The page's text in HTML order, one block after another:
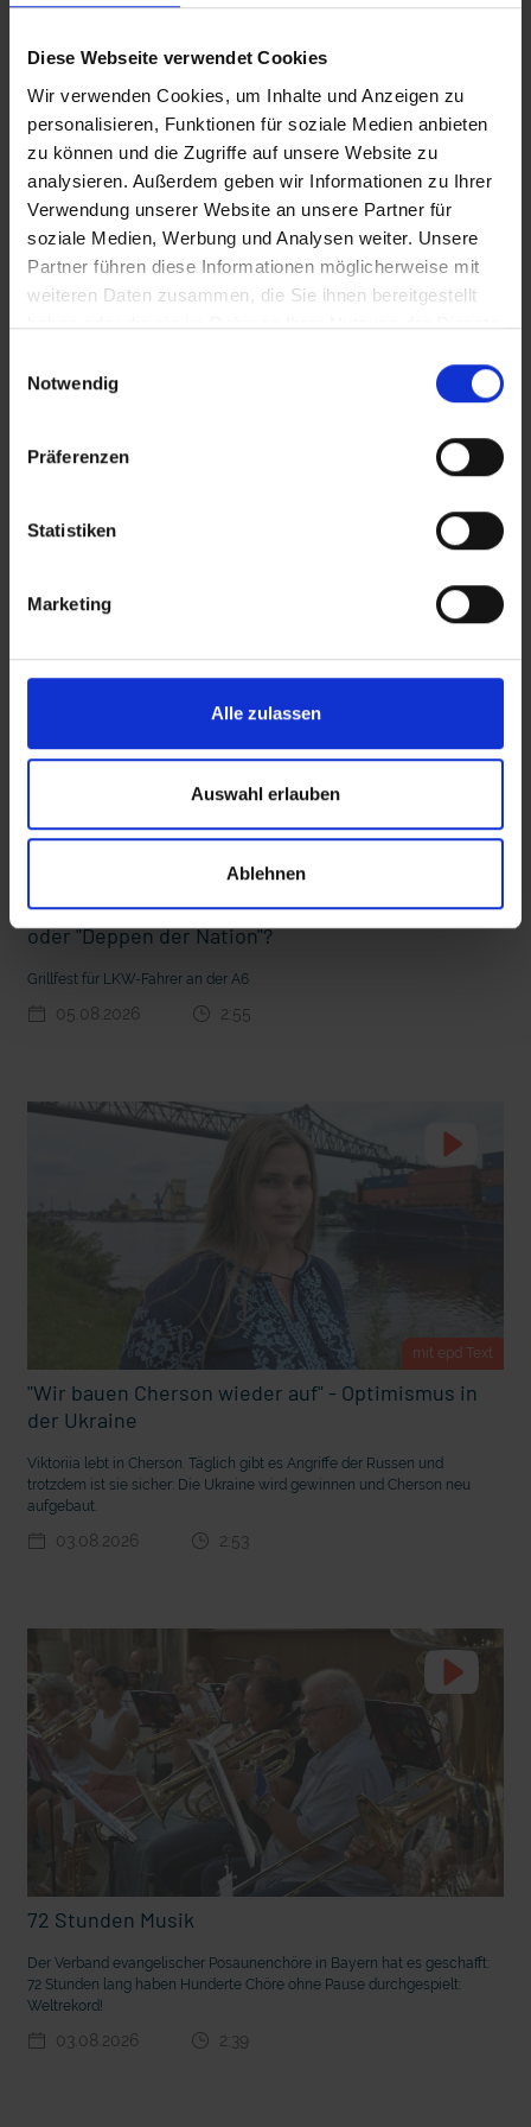
Diese Webseite verwendet Cookies
Wir verwenden Cookies, um Inhalte und Anzeigen zu
personalisieren, Funktionen für soziale Medien anbieten
zu können und die Zugriffe auf unsere Website zu
analysieren. Außerdem geben wir Informationen zu Ihrer
Verwendung unserer Website an unsere Partner für
soziale Medien, Werbung und Analysen weiter. Unsere
Partner führen diese Informationen möglicherweise mit
weiteren Daten zusammen, die Sie ihnen bereitgestellt
haben oder die sie im Rahmen Ihrer Nutzung der Dienste
Notwendig
Präferenzen
Statistiken
Marketing
Alle zulassen
Auswahl erlauben
Ablehnen
In Sicherheit in Deutschland, in Gedanken im Krieg
Ernstfall Nachhaltige Geldanlage: Rendite mit gutem Gewissen?
Ostern erleben wie vor 2000 Jahren in Jerusalem
Vorhang auf für Kinderzirkus Giovanni
Vertical_iT
Zusätzliches Material
SRT-Untertitel
Diese Beiträge könnten Sie auch
Seelsorge für Trucker: "Könige der Landstraße"
oder "Deppen der Nation"?
Grillfest für LKW-Fahrer an der A6
05.08.2026 2:55
mit epd Text
"Wir bauen Cherson wieder auf" - Optimismus in
der Ukraine
Viktoriia lebt in Cherson. Täglich gibt es Angriffe der Russen und
trotzdem ist sie sicher: Die Ukraine wird gewinnen und Cherson neu
aufgebaut.
03.08.2026 2:53
72 Stunden Musik
Der Verband evangelischer Posaunenchöre in Bayern hat es geschafft:
72 Stunden lang haben Hunderte Chöre ohne Pause durchgespielt:
Weltrekord!
03.08.2026 2:39